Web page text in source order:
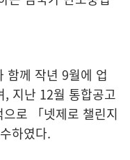
함께 작년 9월에 업
, 지난 12월 통합공고
로 「넷제로 챌린지
하였다.